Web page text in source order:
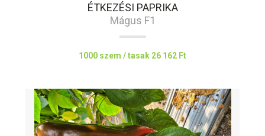
ÉTKEZÉSI PAPRIKA
Mágus F1
1000 szem / tasak 26 162 Ft